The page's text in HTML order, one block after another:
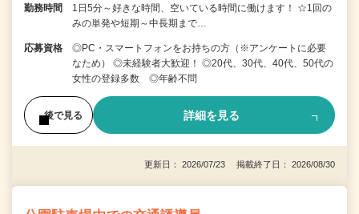
勤務時間
1日5分～好きな時間、空いている時間に働けます！ ☆1回の
みの単発や短期～中長期まで…
応募資格
◎PC・スマートフォンをお持ちの方（※アンケートに必要
なため） ◎未経験者大歓迎！ ◎20代、30代、40代、50代の
女性の登録多数 ◎年齢不問
後で見る 詳細を見る
更新日： 2026/07/23 掲載終了日： 2026/08/30